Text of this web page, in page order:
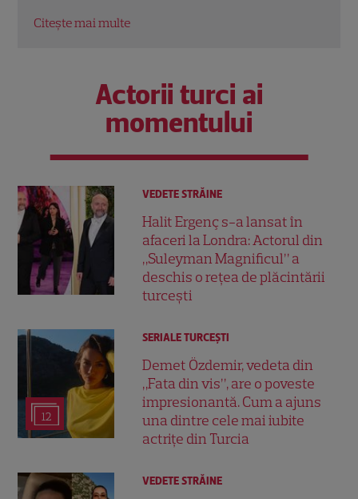
Citește mai multe
Actorii turci ai
momentului
VEDETE STRĂINE
Halit Ergenç s-a lansat în
afaceri la Londra: Actorul din
„Suleyman Magnificul” a
deschis o rețea de plăcintării
turcești
12
SERIALE TURCEŞTI
Demet Özdemir, vedeta din
„Fata din vis”, are o poveste
impresionantă. Cum a ajuns
una dintre cele mai iubite
actrițe din Turcia
VEDETE STRĂINE